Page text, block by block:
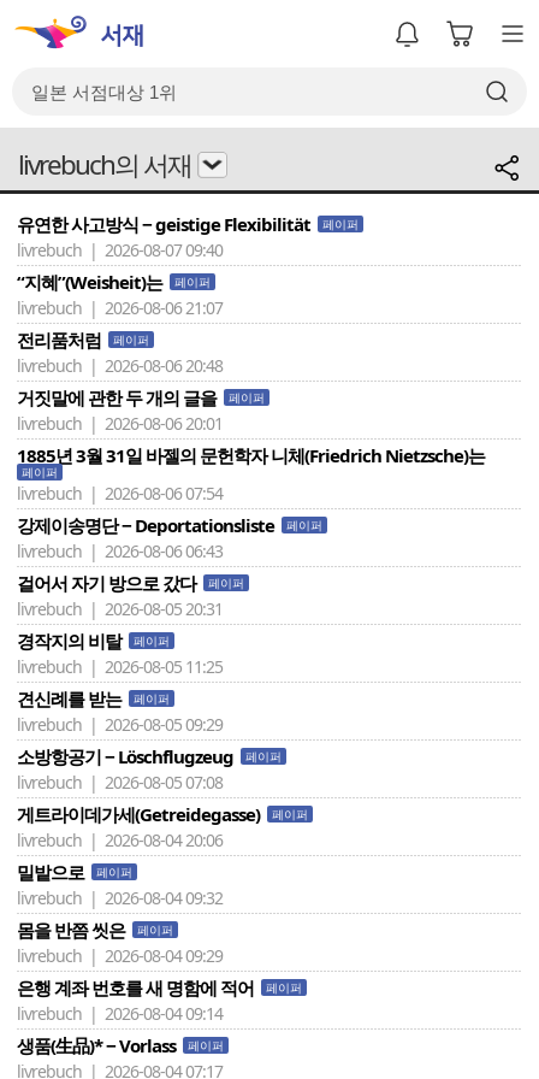
livrebuch의 서재
유연한 사고방식 − geistige Flexibilität 페이퍼
livrebuch | 2026-08-07 09:40
“지혜”(Weisheit)는 페이퍼
livrebuch | 2026-08-06 21:07
전리품처럼 페이퍼
livrebuch | 2026-08-06 20:48
거짓말에 관한 두 개의 글을 페이퍼
livrebuch | 2026-08-06 20:01
1885년 3월 31일 바젤의 문헌학자 니체(Friedrich Nietzsche)는
페이퍼
livrebuch | 2026-08-06 07:54
강제이송명단 − Deportationsliste 페이퍼
livrebuch | 2026-08-06 06:43
걸어서 자기 방으로 갔다 페이퍼
livrebuch | 2026-08-05 20:31
경작지의 비탈 페이퍼
livrebuch | 2026-08-05 11:25
견신례를 받는 페이퍼
livrebuch | 2026-08-05 09:29
소방항공기 − Löschflugzeug 페이퍼
livrebuch | 2026-08-05 07:08
게트라이데가세(Getreidegasse) 페이퍼
livrebuch | 2026-08-04 20:06
밀밭으로 페이퍼
livrebuch | 2026-08-04 09:32
몸을 반쯤 씻은 페이퍼
livrebuch | 2026-08-04 09:29
은행 계좌 번호를 새 명함에 적어 페이퍼
livrebuch | 2026-08-04 09:14
생품(生品)* − Vorlass 페이퍼
livrebuch | 2026-08-04 07:17